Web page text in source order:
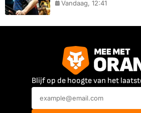
Vandaag, 12:41
Blijf op de hoogte van het